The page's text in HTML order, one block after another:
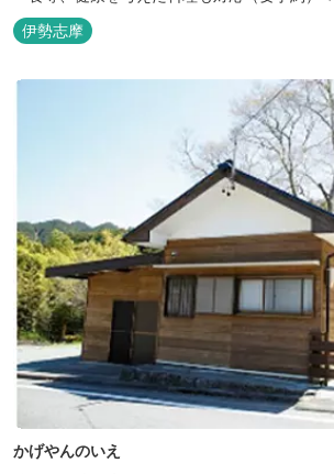
設置した青森ヒバと信楽焼のお風呂で心身の
【Japanese Inn Group 会員です】
伊勢志摩
かげやんのいえ